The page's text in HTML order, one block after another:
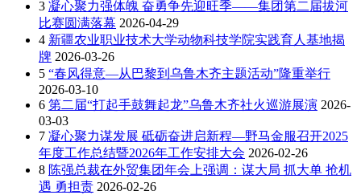
3 凝心聚力强体魄 奋勇争先迎旺季——集团第二届拔河
比赛圆满落幕 2026-04-29
4 新疆农业职业技术大学动物科技学院实践育人基地揭
牌 2026-03-26
5 “春风得意—从巴黎到乌鲁木齐主题活动”隆重举行
2026-03-10
6 第二届“打起手鼓舞起龙”乌鲁木齐社火巡游展演 2026-
03-03
7 凝心聚力谋发展 砥砺奋进启新程—野马金服召开2025
年度工作总结暨2026年工作安排大会 2026-02-26
8 陈强总裁在外贸集团年会上强调：谋大局 抓大单 抢机
遇 勇担责 2026-02-26